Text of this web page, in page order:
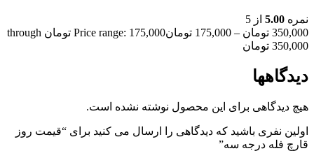
نمره 5.00 از 5
350,000 تومان –
175,000 تومان
Price range: 175,000 تومان through
350,000 تومان
دیدگاهها
هیچ دیدگاهی برای این محصول نوشته نشده است.
اولین نفری باشید که دیدگاهی را ارسال می کنید برای “قیمت روز
قارچ فله درجه سه”